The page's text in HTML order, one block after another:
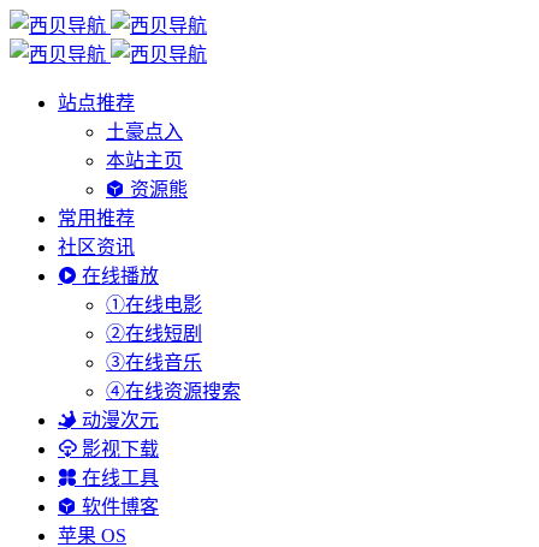
站点推荐
土豪点入
本站主页
资源熊
常用推荐
社区资讯
在线播放
①在线电影
②在线短剧
③在线音乐
④在线资源搜索
动漫次元
影视下载
在线工具
软件博客
苹果 OS